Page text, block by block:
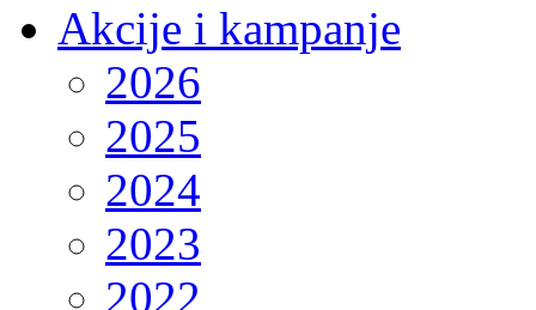
Akcije i kampanje
2026
2025
2024
2023
2022